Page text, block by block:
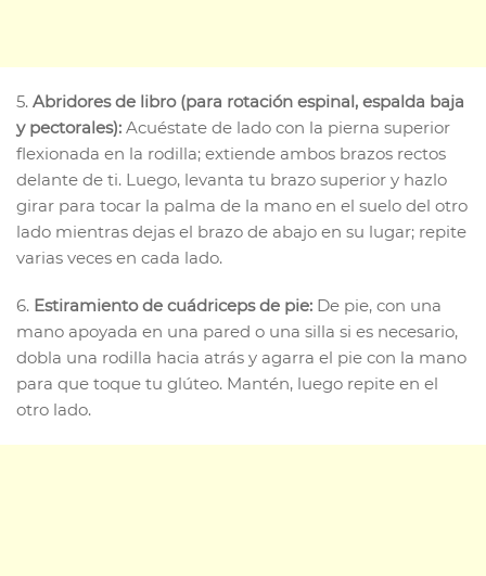
5. Abridores de libro (para rotación espinal, espalda baja
y pectorales): Acuéstate de lado con la pierna superior
flexionada en la rodilla; extiende ambos brazos rectos
delante de ti. Luego, levanta tu brazo superior y hazlo
girar para tocar la palma de la mano en el suelo del otro
lado mientras dejas el brazo de abajo en su lugar; repite
varias veces en cada lado.
6. Estiramiento de cuádriceps de pie: De pie, con una
mano apoyada en una pared o una silla si es necesario,
dobla una rodilla hacia atrás y agarra el pie con la mano
para que toque tu glúteo. Mantén, luego repite en el
otro lado.